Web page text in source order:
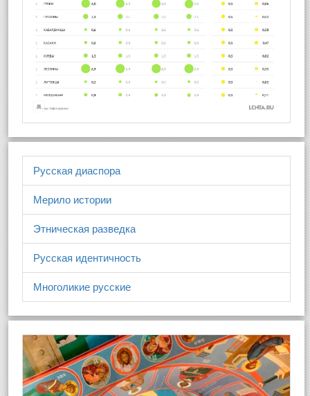
Русская диаспора
Мерило истории
Этническая разведка
Русская идентичность
Многоликие русские